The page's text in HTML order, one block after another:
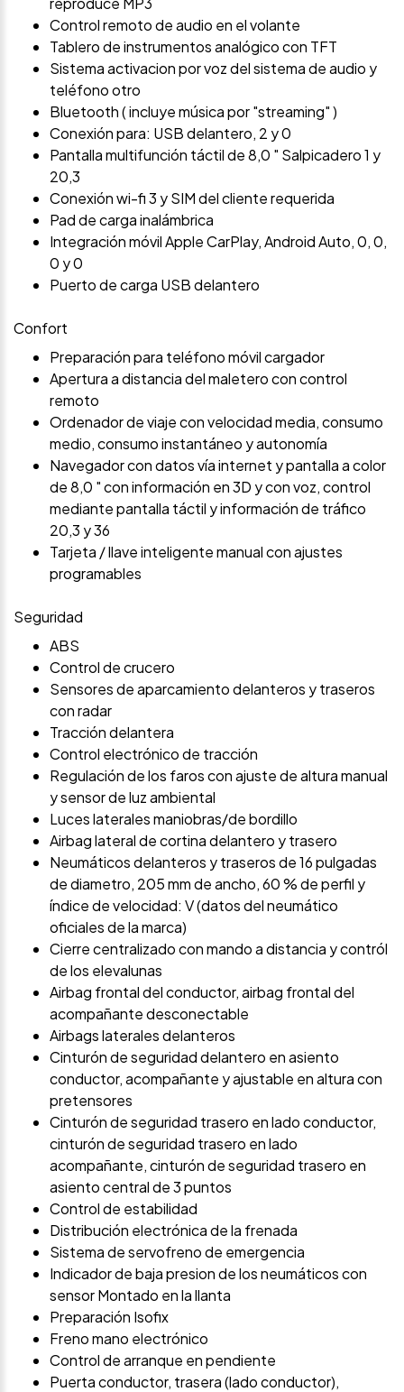
Control remoto de audio en el volante
Tablero de instrumentos analógico con TFT
Sistema activacion por voz del sistema de audio y
teléfono otro
Bluetooth ( incluye música por "streaming" )
Conexión para: USB delantero, 2 y 0
Pantalla multifunción táctil de 8,0 " Salpicadero 1 y
20,3
Conexión wi-fi 3 y SIM del cliente requerida
Pad de carga inalámbrica
Integración móvil Apple CarPlay, Android Auto, 0, 0,
0 y 0
Puerto de carga USB delantero
Confort
Preparación para teléfono móvil cargador
Apertura a distancia del maletero con control
remoto
Ordenador de viaje con velocidad media, consumo
medio, consumo instantáneo y autonomía
Navegador con datos vía internet y pantalla a color
de 8,0 " con información en 3D y con voz, control
mediante pantalla táctil y información de tráfico
20,3 y 36
Tarjeta / llave inteligente manual con ajustes
programables
Seguridad
ABS
Control de crucero
Sensores de aparcamiento delanteros y traseros
con radar
Tracción delantera
Control electrónico de tracción
Regulación de los faros con ajuste de altura manual
y sensor de luz ambiental
Luces laterales maniobras/de bordillo
Airbag lateral de cortina delantero y trasero
Neumáticos delanteros y traseros de 16 pulgadas
de diametro, 205 mm de ancho, 60 % de perfil y
índice de velocidad: V (datos del neumático
oficiales de la marca)
Cierre centralizado con mando a distancia y contról
de los elevalunas
Airbag frontal del conductor, airbag frontal del
acompañante desconectable
Airbags laterales delanteros
Cinturón de seguridad delantero en asiento
conductor, acompañante y ajustable en altura con
pretensores
Cinturón de seguridad trasero en lado conductor,
cinturón de seguridad trasero en lado
acompañante, cinturón de seguridad trasero en
asiento central de 3 puntos
Control de estabilidad
Distribución electrónica de la frenada
Sistema de servofreno de emergencia
Indicador de baja presion de los neumáticos con
sensor Montado en la llanta
Preparación Isofix
Freno mano electrónico
Control de arranque en pendiente
Puerta conductor, trasera (lado conductor),